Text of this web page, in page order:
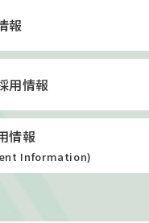
報
用情報
情報
Information)